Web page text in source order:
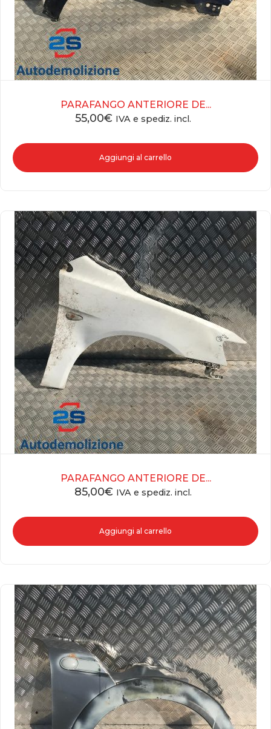
PARAFANGO ANTERIORE DE...
55,00€ IVA e spediz. incl.
Aggiungi al carrello
PARAFANGO ANTERIORE DE...
85,00€ IVA e spediz. incl.
Aggiungi al carrello